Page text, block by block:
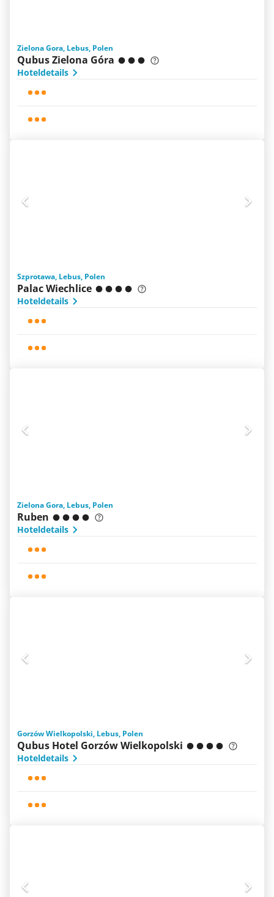
Zielona Gora, Lebus, Polen
Qubus Zielona Góra
Hoteldetails
Szprotawa, Lebus, Polen
Palac Wiechlice
Hoteldetails
Zielona Gora, Lebus, Polen
Ruben
Hoteldetails
Gorzów Wielkopolski, Lebus, Polen
Qubus Hotel Gorzów Wielkopolski
Hoteldetails